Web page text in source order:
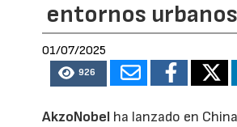
entornos urbanos
01/07/2025
926
AkzoNobel ha lanzado en